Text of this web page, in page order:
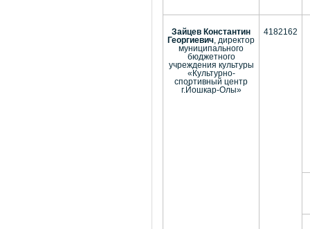
Зайцев Константин
Георгиевич , директор
муниципального
бюджетного
учреждения культуры
«Культурно-
спортивный центр
г.Йошкар-Олы»
4182162